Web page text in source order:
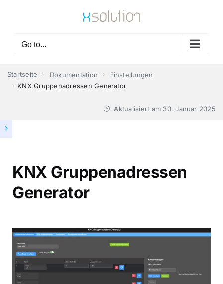
Go to...
Startseite Dokumentation
Einstellungen
KNX Gruppenadressen Generator
Aktualisiert am 30. Januar 2025
KNX Gruppenadressen
Generator